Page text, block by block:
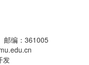
邮编：361005
发